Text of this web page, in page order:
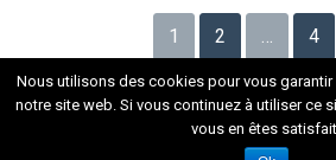
Navigation
des
articles
1 2 … 4
Nous utilisons des cookies pour vous garantir
notre site web. Si vous continuez à utiliser ce
vous en êtes